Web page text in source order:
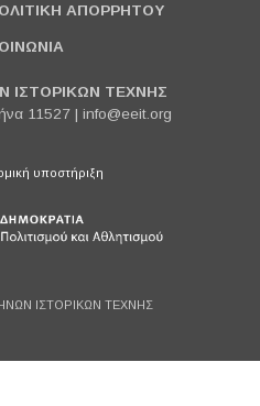
ΑΠΟΡΡΗΤΟΥ
ΙΣΤΟΡΙΚΩΝ ΤΕΧΝΗΣ
11527 | info@eeit.org
υποστήριξη
ΙΣΤΟΡΙΚΩΝ ΤΕΧΝΗΣ